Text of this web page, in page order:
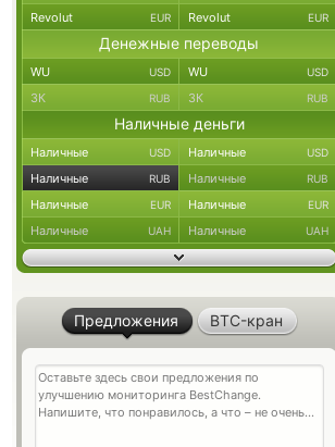
Revolut EUR Revolut EUR
Денежные переводы
WU USD WU USD
ЗК RUB ЗК RUB
Наличные деньги
Наличные USD Наличные USD
Наличные RUB Наличные RUB
Наличные EUR Наличные EUR
Наличные UAH Наличные UAH
Предложения BTC-кран